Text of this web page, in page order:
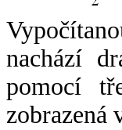
nachází
pomocí
zobrazená